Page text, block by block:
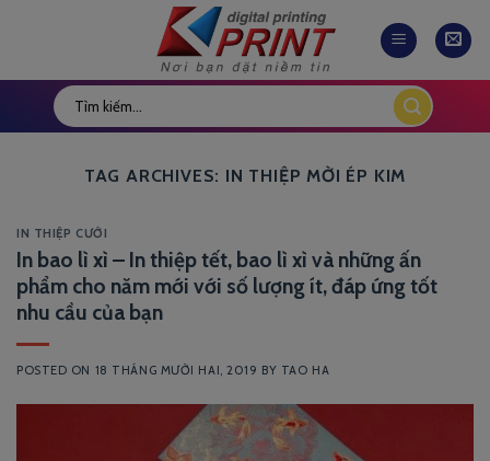
TAG ARCHIVES: IN THIỆP MỜI ÉP KIM
IN THIỆP CƯỚI
In bao lì xì – In thiệp tết, bao lì xì và những ấn
phẩm cho năm mới với số lượng ít, đáp ứng tốt
nhu cầu của bạn
POSTED ON 18 THÁNG MƯỜI HAI, 2019 BY TAO HA